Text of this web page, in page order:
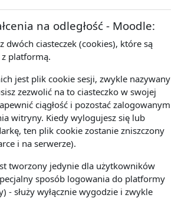
na odległość - Moodle:
dwóch ciasteczek (cookies), które są
platformą.
jest plik cookie sesji, zwykle nazywany
zezwolić na to ciasteczko w swojej
ciągłość i pozostać zalogowanym
witryny. Kiedy wylogujesz się lub
ten plik cookie zostanie zniszczony
i na serwerze).
tworzony jedynie dla użytkowników
sposób logowania do platformy
- służy wyłącznie wygodzie i zwykle